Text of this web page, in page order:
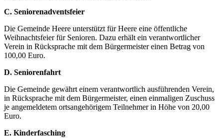
C. Seniorenadventsfeier
Die Gemeinde Heere unterstützt für Heere eine öffentliche
Weihnachtsfeier für Senioren. Dazu erhält ein verantwortlicher
Verein in Rücksprache mit dem Bürgermeister einen Betrag von
100,00 Euro.
D. Seniorenfahrt
Die Gemeinde gewährt einem verantwortlich ausführenden Verein,
in Rücksprache mit dem Bürgermeister, einen einmaligen Zuschuss
je angemeldetem ortsangehörigem Teilnehmer in Höhe von 20,00
Euro.
E. Kinderfasching